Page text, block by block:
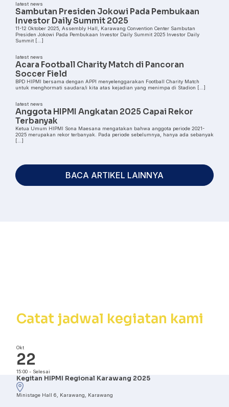
latest news
Sambutan Presiden Jokowi Pada Pembukaan
Investor Daily Summit 2025
11-12 Oktober 2025, Assembly Hall, Karawang Convention Center Sambutan
Presiden Jokowi Pada Pembukaan Investor Daily Summit 2025 Investor Daily
Summit […]
latest news
Acara Football Charity Match di Pancoran
Soccer Field
BPD HIPMI bersama dengan APPI menyelenggarakan Football Charity Match
untuk menghormati saudara/i kita atas kejadian yang menimpa di Stadion […]
latest news
Anggota HIPMI Angkatan 2025 Capai Rekor
Terbanyak
Ketua Umum HIPMI Sona Maesana mengatakan bahwa anggota periode 2021-
2025 merupakan rekor terbanyak. Pada periode sebelumnya, hanya ada sebanyak
[…]
BACA ARTIKEL LAINNYA
Catat jadwal kegiatan kami
Okt
22
15:00 - Selesai
Kegitan HIPMI Regional Karawang 2025
Ministage Hall 6, Karawang, Karawang